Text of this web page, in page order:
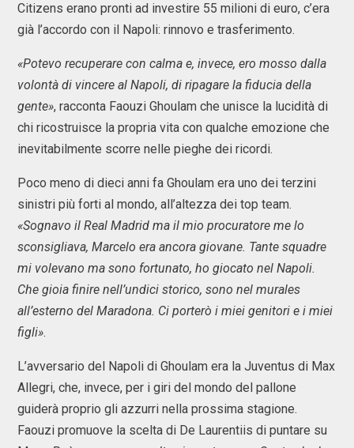
Citizens erano pronti ad investire 55 milioni di euro, c’era
già l’accordo con il Napoli: rinnovo e trasferimento.
«Potevo recuperare con calma e, invece, ero mosso dalla
volontà di vincere al Napoli, di ripagare la fiducia della
gente», racconta Faouzi Ghoulam che unisce la lucidità di
chi ricostruisce la propria vita con qualche emozione che
inevitabilmente scorre nelle pieghe dei ricordi.
Poco meno di dieci anni fa Ghoulam era uno dei terzini
sinistri più forti al mondo, all’altezza dei top team.
«Sognavo il Real Madrid ma il mio procuratore me lo
sconsigliava, Marcelo era ancora giovane. Tante squadre
mi volevano ma sono fortunato, ho giocato nel Napoli.
Che gioia finire nell’undici storico, sono nel murales
all’esterno del Maradona. Ci porterò i miei genitori e i miei
figli».
L’avversario del Napoli di Ghoulam era la Juventus di Max
Allegri, che, invece, per i giri del mondo del pallone
guiderà proprio gli azzurri nella prossima stagione.
Faouzi promuove la scelta di De Laurentiis di puntare su